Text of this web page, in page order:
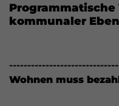
kommunaler
Wohnen muss